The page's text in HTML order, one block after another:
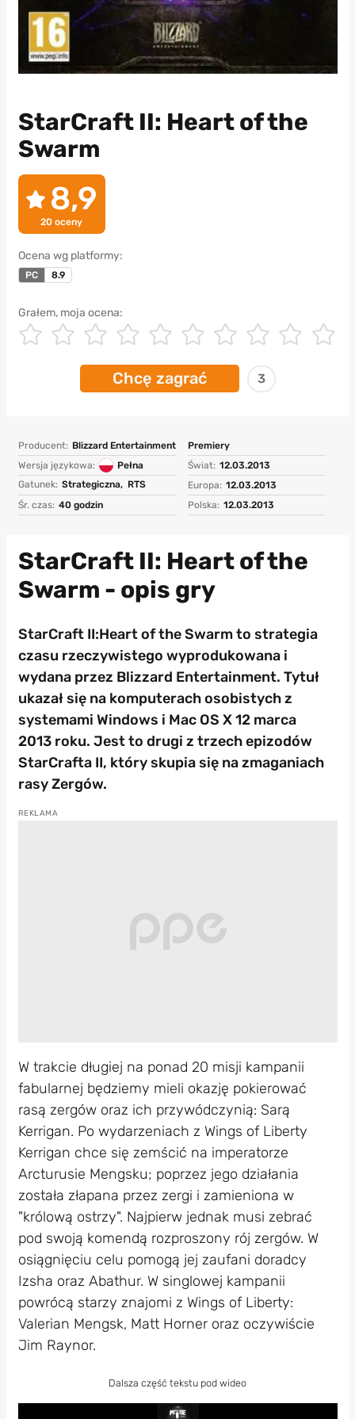
StarCraft II: Heart of the
Swarm
8,9
20 oceny
Ocena wg platformy:
PC 8.9
Grałem, moja ocena:
Chcę zagrać 3
Producent: Blizzard Entertainment
Wersja językowa:
Pełna
Gatunek: Strategiczna, RTS
Śr. czas: 40 godzin
Premiery
Świat: 12.03.2013
Europa: 12.03.2013
Polska: 12.03.2013
StarCraft II: Heart of the
Swarm - opis gry
StarCraft II:Heart of the Swarm to strategia
czasu rzeczywistego wyprodukowana i
wydana przez Blizzard Entertainment. Tytuł
ukazał się na komputerach osobistych z
systemami Windows i Mac OS X 12 marca
2013 roku. Jest to drugi z trzech epizodów
StarCrafta II, który skupia się na zmaganiach
rasy Zergów.
W trakcie długiej na ponad 20 misji kampanii
fabularnej będziemy mieli okazję pokierować
rasą zergów oraz ich przywódczynią: Sarą
Kerrigan. Po wydarzeniach z Wings of Liberty
Kerrigan chce się zemścić na imperatorze
Arcturusie Mengsku; poprzez jego działania
została złapana przez zergi i zamieniona w
"królową ostrzy". Najpierw jednak musi zebrać
pod swoją komendą rozproszony rój zergów. W
osiągnięciu celu pomogą jej zaufani doradcy
Izsha oraz Abathur. W singlowej kampanii
powrócą starzy znajomi z Wings of Liberty:
Valerian Mengsk, Matt Horner oraz oczywiście
Jim Raynor.
Dalsza część tekstu pod wideo